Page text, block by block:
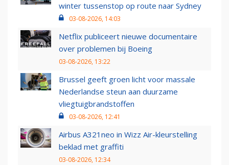
winter tussenstop op route naar Sydney
03-08-2026, 14:03
Netflix publiceert nieuwe documentaire
over problemen bij Boeing
03-08-2026, 13:22
Brussel geeft groen licht voor massale
Nederlandse steun aan duurzame
vliegtuigbrandstoffen
03-08-2026, 12:41
Airbus A321neo in Wizz Air-kleurstelling
beklad met graffiti
03-08-2026, 12:34